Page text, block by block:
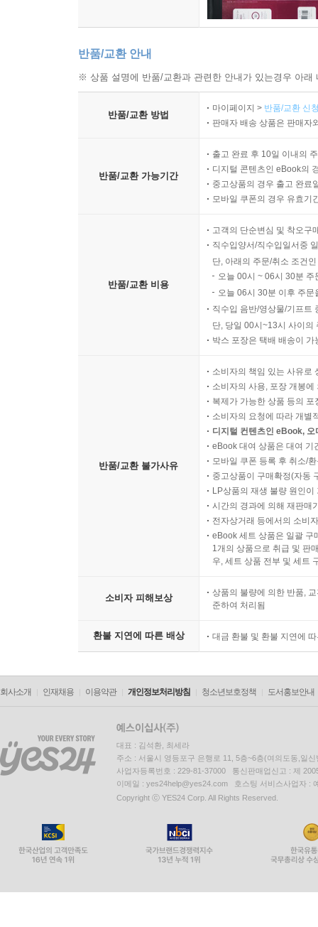
반품/교환 안내
※ 상품 설명에 반품/교환과 관련한 안내가 있는경우 아
반품/교환 방법
마이페이지 > 반품/교환 신
판매자 배송 상품은 판매자
반품/교환 가능기간
출고 완료 후 10일 이내의
디지털 콘텐츠인 eBook의
중고상품의 경우 출고 완료
모바일 쿠폰의 경우 유효기
반품/교환 비용
고객의 단순변심 및 착오구
직수입양서/직수입일서중
단, 아래의 주문/취소 조건
오늘 00시 ~ 06시 30분
오늘 06시 30분 이후 주
직수입 음반/영상물/기프트
단, 당일 00시~13시 사이의
박스 포장은 택배 배송이
반품/교환 불가사유
소비자의 책임 있는 사유로
소비자의 사용, 포장 개봉
복제가 가능한 상품 등의
소비자의 요청에 따라 개별
디지털 컨텐츠인 eBook,
eBook 대여 상품은 대여 기
모바일 쿠폰 등록 후 취소/
중고상품이 구매확정(자동
LP상품의 재생 불량 원인
시간의 경과에 의해 재판매
전자상거래 등에서의 소비
eBook 세트 상품은 일괄 구
1개의 상품으로 취급 및 판
우, 세트 상품 전부 및 세트
소비자 피해보상
상품의 불량에 의한 반품,
준하여 처리됨
환불 지연에 따른 배상 대금 환불 및 환불 지연에
회사소개 인재채용 이용약관 개인정보처리방침 청소년보호정책 도서홍보안내
대표 : 김석환, 최세라
주소 : 서울시 영등포구 은행로 11, 5층~6층(여의도동,일신
사업자등록번호 : 229-81-37000 통신판매업신고 : 제
이메일 : yes24help@yes24.com 호스팅 서비스사업자 :
Copyright ⓒ YES24 Corp. All Rights Reserved.